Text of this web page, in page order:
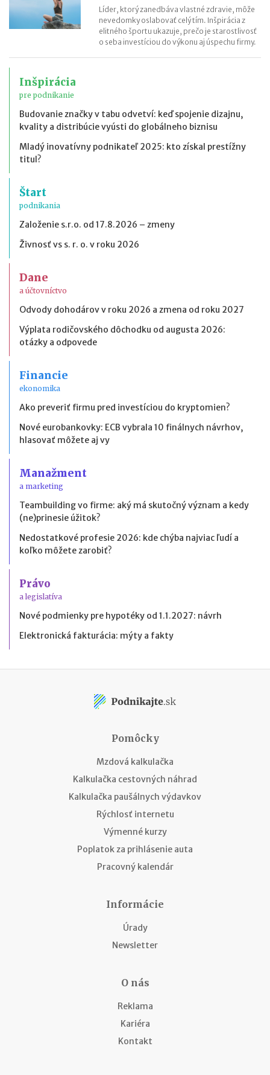
Líder, ktorý zanedbáva vlastné zdravie, môže
nevedomky oslabovať celý tím. Inšpirácia z
elitného športu ukazuje, prečo je starostlivosť
o seba investíciou do výkonu aj úspechu firmy.
Inšpirácia
pre podnikanie
Budovanie značky v tabu odvetví: keď spojenie dizajnu,
kvality a distribúcie vyústi do globálneho biznisu
Mladý inovatívny podnikateľ 2025: kto získal prestížny
titul?
Štart
podnikania
Založenie s.r.o. od 17.8.2026 – zmeny
Živnosť vs s. r. o. v roku 2026
Dane
a účtovníctvo
Odvody dohodárov v roku 2026 a zmena od roku 2027
Výplata rodičovského dôchodku od augusta 2026:
otázky a odpovede
Financie
ekonomika
Ako preveriť firmu pred investíciou do kryptomien?
Nové eurobankovky: ECB vybrala 10 finálnych návrhov,
hlasovať môžete aj vy
Manažment
a marketing
Teambuilding vo firme: aký má skutočný význam a kedy
(ne)prinesie úžitok?
Nedostatkové profesie 2026: kde chýba najviac ľudí a
koľko môžete zarobiť?
Právo
a legislatíva
Nové podmienky pre hypotéky od 1.1.2027: návrh
Elektronická fakturácia: mýty a fakty
Pomôcky
Mzdová kalkulačka
Kalkulačka cestovných náhrad
Kalkulačka paušálnych výdavkov
Rýchlosť internetu
Výmenné kurzy
Poplatok za prihlásenie auta
Pracovný kalendár
Informácie
Úrady
Newsletter
O nás
Reklama
Kariéra
Kontakt